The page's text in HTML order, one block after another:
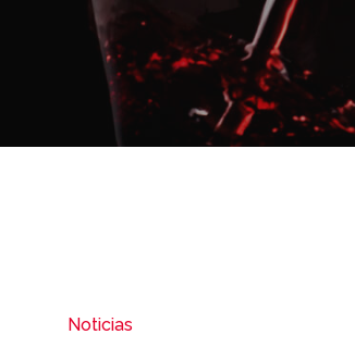
Noticias